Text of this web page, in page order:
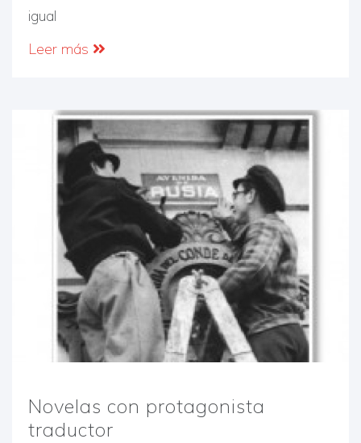
igual
Leer más
Novelas con protagonista
traductor